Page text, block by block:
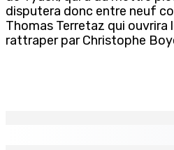
disputera donc entre neuf
Thomas Terretaz qui ouvrira
rattraper par Christophe